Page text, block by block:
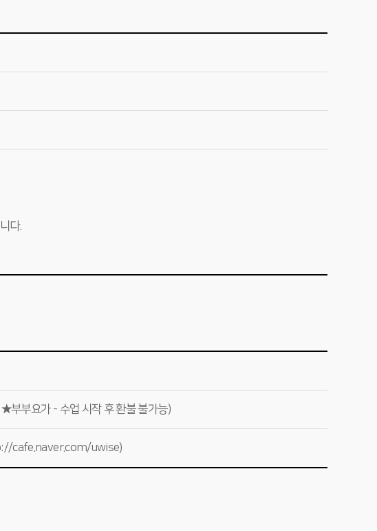
다.
부부요가 - 수업 시작 후 환불 불가능)
cafe.naver.com/uwise)